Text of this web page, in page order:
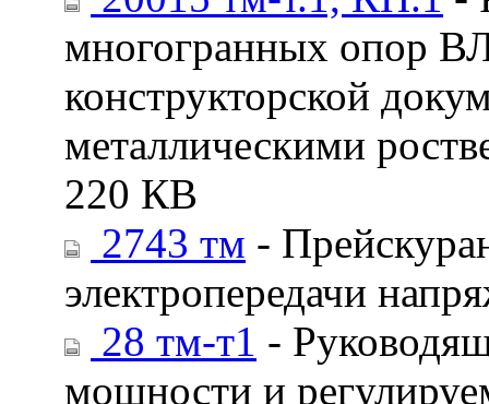
многогранных опор
конструкторской
металлическими
220 КВ
2743 тм -
электропередачи
28 тм-т1 -
мощности и